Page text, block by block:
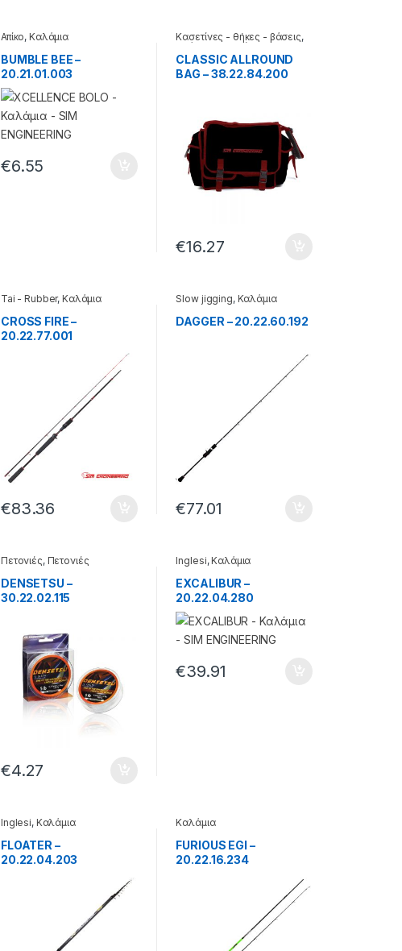
Απίκο,Καλάμια
BUMBLE BEE –
20.21.01.003
€6.55
Κασετίνες - θήκες - βάσεις,
Τσάντες & Σακίδια
CLASSIC ALLROUND
BAG – 38.22.84.200
€16.27
Tai - Rubber,Καλάμια
CROSS FIRE –
20.22.77.001
€83.36
Slow jigging, Καλάμια
DAGGER – 20.22.60.192
€77.01
Πετονιές, Πετονιές
DENSETSU –
30.22.02.115
€4.27
Inglesi,Καλάμια
EXCALIBUR –
20.22.04.280
€39.91
Inglesi, Καλάμια
FLOATER –
20.22.04.203
Καλάμια
FURIOUS EGI –
20.22.16.234